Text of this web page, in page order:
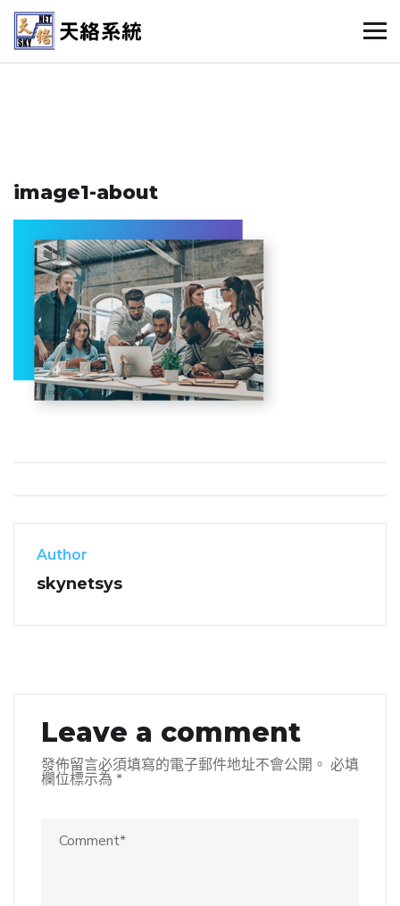
image1-about
Author
skynetsys
Leave a comment
發佈留言必須填寫的電子郵件地址不會公開。 必填
欄位標示為 *